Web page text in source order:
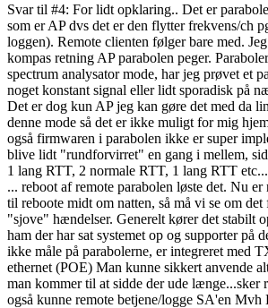
Svar til #4: For lidt opklaring.. Det er
som er AP dvs det er den flytter frekvens/ch
loggen). Remote clienten følger bare med.
kompas retning AP parabolen peger.
spectrum analysator mode, har jeg prøvet et
noget konstant signal eller lidt sporadisk på
Det er dog kun AP jeg kan gøre det med da
denne mode så det er ikke muligt for mig
også firmwaren i parabolen ikke er super
blive lidt "rundforvirret" en gang i mellem,
1 lang RTT, 2 normale RTT, 1 lang RTT
... reboot af remote parabolen løste det. Nu er
til reboote midt om natten, så må vi se om det
"sjove" hændelser. Generelt kører det stabilt
ham der har sat systemet op og supporter på
ikke måle på parabolerne, er integreret med
ethernet (POE) Man kunne sikkert anvende
man kommer til at sidde der ude længe...sker
også kunne remote betjene/logge SA'en Mvh